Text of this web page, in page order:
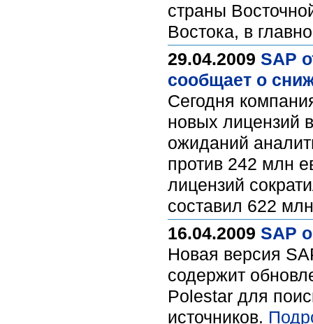
страны
Востока, в
29.04.2009 SAP
сообщает о
Сегодня
новых лицензий
ожиданий
против 242 млн
лицензий
составил 622
16.04.2009 SAP
Новая версия
содержит
Polestar для
источников.